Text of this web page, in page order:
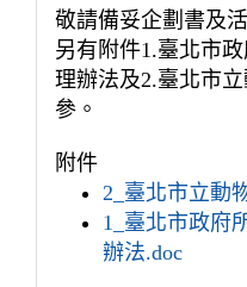
敬請備妥企劃書及
另有附件1.臺北市
理辦法及2.臺北市
參。
附件
2_臺北市立動
1_臺北市政府
辦法.doc